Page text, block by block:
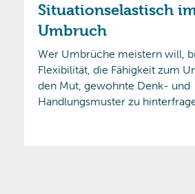
Situationselastisch
Umbruch
Wer Umbrüche meistern will,
Flexibilität, die Fähigkeit zum
den Mut, gewohnte Denk- und
Handlungsmuster zu